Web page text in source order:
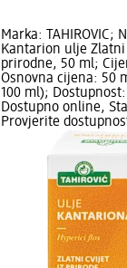
Marka: TAHIROVIĆ;
Kantarion ulje
prirodne, 50 ml;
Osnovna cijena: 50
100 ml);
Dostupno online,
Provjerite